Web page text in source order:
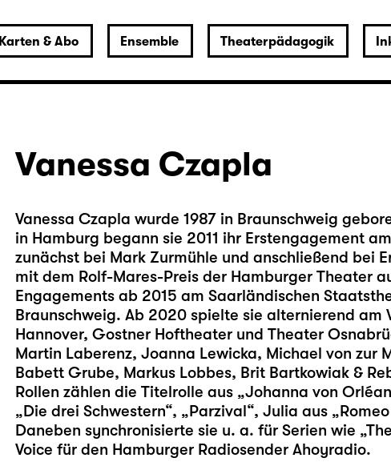
Karten & Abo Ensemble Theaterpädagogik
Vanessa Czapla
Vanessa Czapla wurde 1987 in Braunschweig
in Hamburg begann sie 2011 ihr Erstengagement
zunächst bei Mark Zurmühle und anschließend bei
mit dem Rolf-Mares-Preis der Hamburger Theater
Engagements ab 2015 am Saarländischen
Braunschweig. Ab 2020 spielte sie alternierend am
Hannover, Gostner Hoftheater und Theater
Martin Laberenz, Joanna Lewicka, Michael von zur
Babett Grube, Markus Lobbes, Brit Bartkowiak &
Rollen zählen die Titelrolle aus „Johanna von
„Die drei Schwestern“, „Parzival“, Julia aus
Daneben synchronisierte sie u. a. für Serien wie
Voice für den Hamburger Radiosender Ahoyradio.